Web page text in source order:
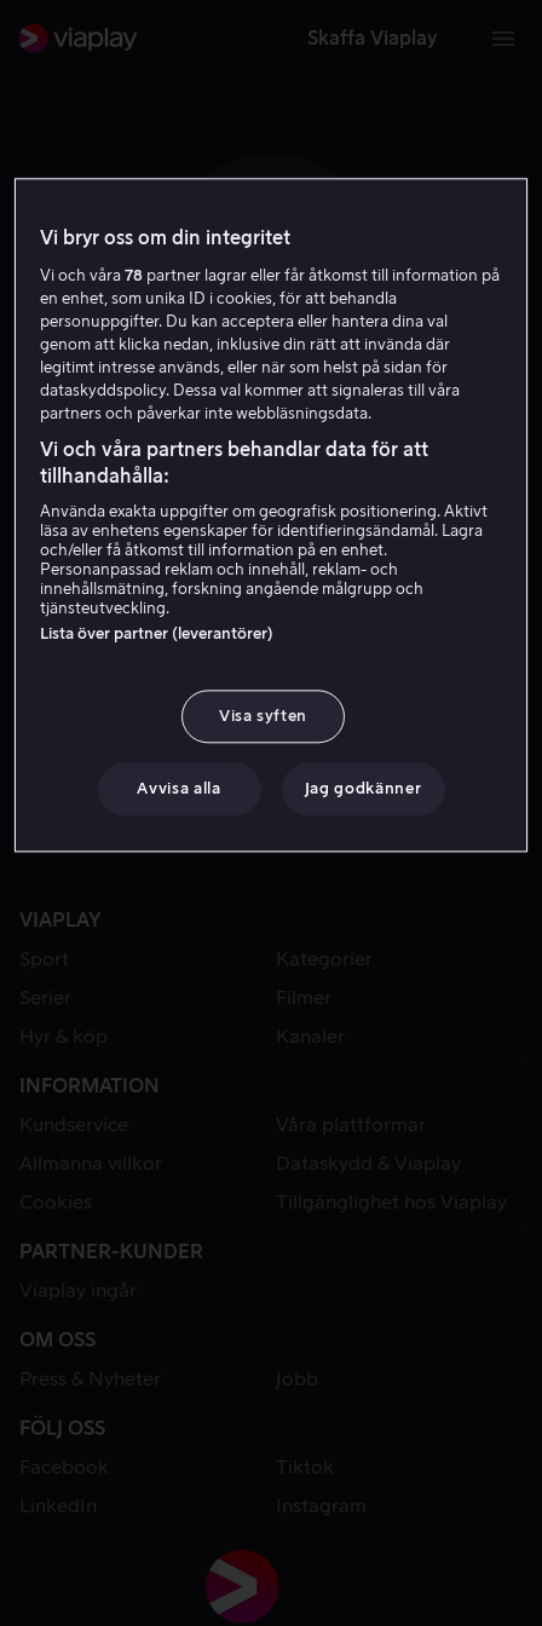
Skaffa Viaplay
T S
Thomas Seltzer
VIAPLAY
Sport
Kategorier
Serier
Filmer
Hyr & köp
Kanaler
INFORMATION
Kundservice
Våra plattformar
Allmänna villkor
Dataskydd & Viaplay
Cookies
Tillgänglighet hos Viaplay
PARTNER-KUNDER
Viaplay ingår
OM OSS
Press & Nyheter
Jobb
FÖLJ OSS
Facebook
Tiktok
LinkedIn
Instagram
Vi bryr oss om din integritet
Vi och våra78 partner lagrar eller får åtkomst till information på
en enhet, som unika ID i cookies, för att behandla
personuppgifter. Du kan acceptera eller hantera dina val
genom att klicka nedan, inklusive din rätt att invända där
legitimt intresse används, eller när som helst på sidan för
dataskyddspolicy. Dessa val kommer att signaleras till våra
partners och påverkar inte webbläsningsdata.
Vi och våra partners behandlar data för att
tillhandahålla:
Använda exakta uppgifter om geografisk positionering. Aktivt
läsa av enhetens egenskaper för identifieringsändamål. Lagra
och/eller få åtkomst till information på en enhet.
Personanpassad reklam och innehåll, reklam- och
innehållsmätning, forskning angående målgrupp och
tjänsteutveckling.
Lista över partner (leverantörer)
Visa syften
Avvisa alla Jag godkänner